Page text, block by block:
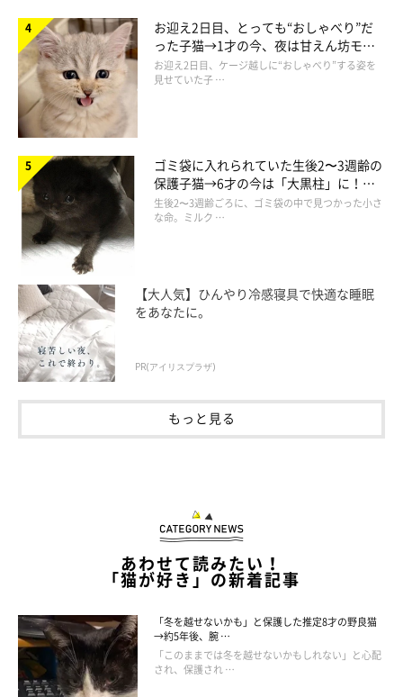
お迎え2日目、とっても“おしゃべり”だ
った子猫→1才の今、夜は甘えん坊モー
ドになるコに成長！
お迎え2日目、ケージ越しに“おしゃべり”する姿を
見せていた子 …
ゴミ袋に入れられていた生後2〜3週齢の
保護子猫→6才の今は「大黒柱」に！
美しい黒猫に成長した姿にグッとくる
生後2〜3週齢ごろに、ゴミ袋の中で見つかった小さ
な命。ミルク …
【大人気】ひんやり冷感寝具で快適な睡眠
をあなたに。
PR(アイリスプラザ)
もっと見る
あわせて読みたい！
「猫が好き」の新着記事
「冬を越せないかも」と保護した推定8才の野良猫
→約5年後、腕 …
「このままでは冬を越せないかもしれない」と心配
され、保護され …